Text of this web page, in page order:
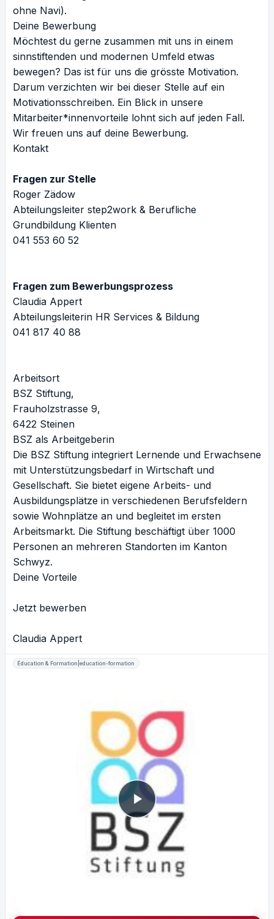
ohne Navi).
Deine Bewerbung
Möchtest du gerne zusammen mit uns in einem
sinnstiftenden und modernen Umfeld etwas
bewegen? Das ist für uns die grösste Motivation.
Darum verzichten wir bei dieser Stelle auf ein
Motivationsschreiben. Ein Blick in unsere
Mitarbeiter*innenvorteile lohnt sich auf jeden Fall.
Wir freuen uns auf deine Bewerbung.
Kontakt
Fragen zur Stelle
Roger Zädow
Abteilungsleiter step2work & Berufliche
Grundbildung Klienten
041 553 60 52
Fragen zum Bewerbungsprozess
Claudia Appert
Abteilungsleiterin HR Services & Bildung
041 817 40 88
Arbeitsort
BSZ Stiftung,
Frauholzstrasse 9,
6422 Steinen
BSZ als Arbeitgeberin
Die BSZ Stiftung integriert Lernende und Erwachsene
mit Unterstützungsbedarf in Wirtschaft und
Gesellschaft. Sie bietet eigene Arbeits- und
Ausbildungsplätze in verschiedenen Berufsfeldern
sowie Wohnplätze an und begleitet im ersten
Arbeitsmarkt. Die Stiftung beschäftigt über 1000
Personen an mehreren Standorten im Kanton
Schwyz.
Deine Vorteile
Jetzt bewerben
Claudia Appert
Éducation & Formation|education-formation